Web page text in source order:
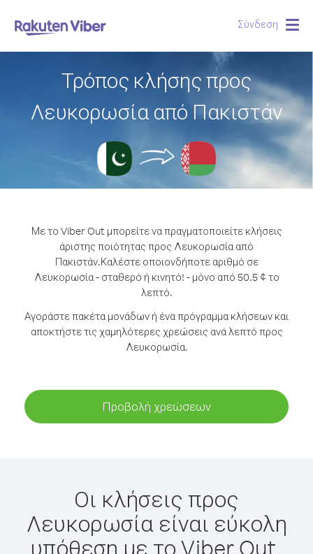
Σύνδεση
Τρόπος κλήσης προς
Λευκορωσία από Πακιστάν
Με το Viber Out μπορείτε να πραγματοποιείτε κλήσεις
άριστης ποιότητας προς Λευκορωσία από
Πακιστάν.Καλέστε οποιονδήποτε αριθμό σε
Λευκορωσία - σταθερό ή κινητό! - μόνο από 50.5 ¢ το
λεπτό.
Αγοράστε πακέτα μονάδων ή ένα πρόγραμμα κλήσεων και
αποκτήστε τις χαμηλότερες χρεώσεις ανά λεπτό προς
Λευκορωσία.
Προβολή χρεώσεων
Οι κλήσεις προς
Λευκορωσία είναι εύκολη
υπόθεση με το Viber Out.